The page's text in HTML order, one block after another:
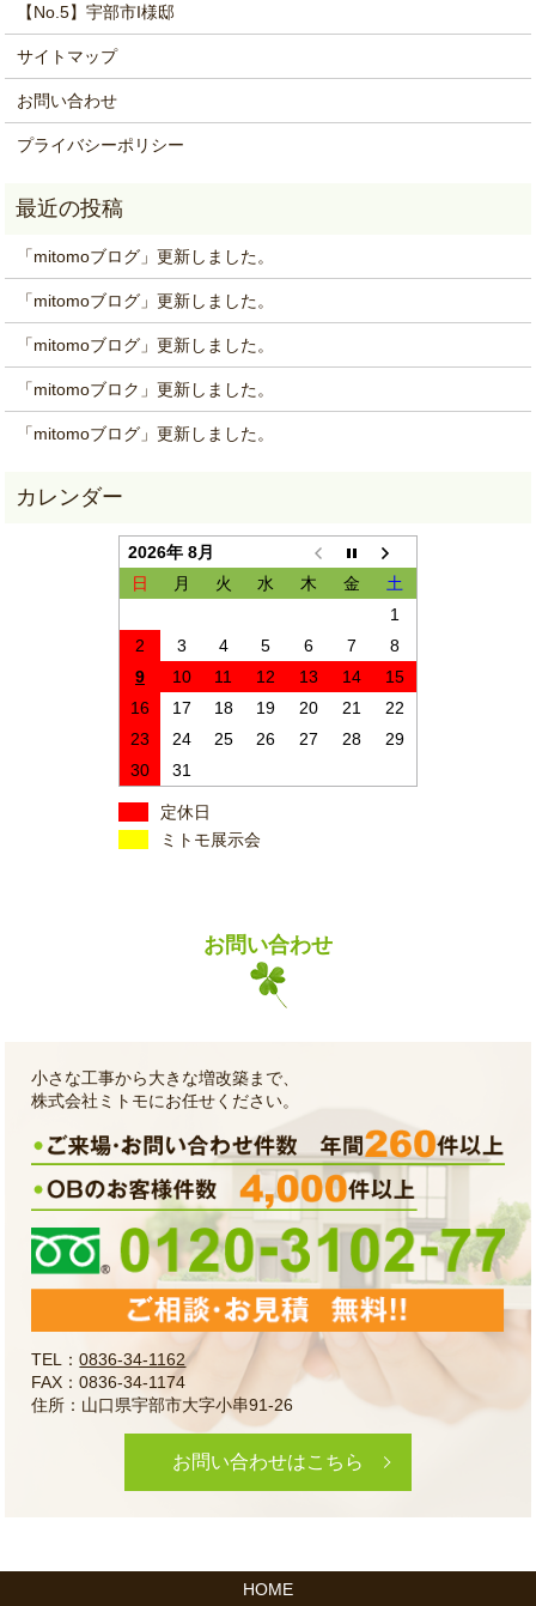
【No.5】宇部市I様邸
サイトマップ
お問い合わせ
プライバシーポリシー
「mitomoブログ」更新しました。
「mitomoブログ」更新しました。
「mitomoブログ」更新しました。
「mitomoブロク」更新しました。
「mitomoブログ」更新しました。
2026年 8月
日
月 火 水 木 金
土
1
2
3 4 5 6 7
8
9
10 11 12 13 14
15
16
17 18 19 20 21
22
23
24 25 26 27 28
29
30
31
定休日
ミトモ展示会
お問い合わせ
小さな工事から大きな増改築まで、
株式会社ミトモにお任せください。
TEL：0836-34-1162
FAX：0836-34-1174
住所：山口県宇部市大字小串91-26
お問い合わせはこちら
HOME